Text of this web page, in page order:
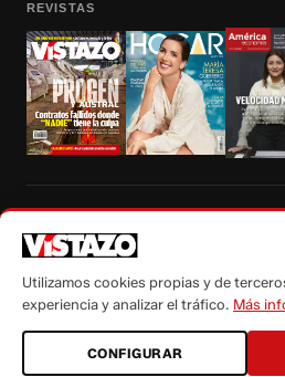
REVISTAS
autorización escrita de su titular, de todos los
Utilizamos cookies propias y de
experiencia y analizar el tráfico. Más
CONFIGURAR